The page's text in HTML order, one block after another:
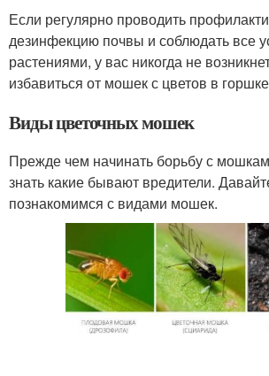
Если регулярно проводить
дезинфекцию почвы и соблюдать все
растениями, у вас никогда не
избавиться от мошек с цветов в
Виды цветочных мошек
Прежде чем начинать борьбу с
знать какие бывают вредители.
познакомимся с видами мошек.